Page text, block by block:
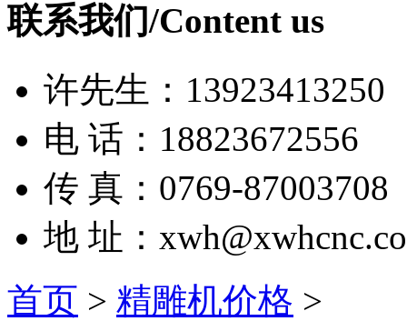
联系我们/Content us
许先生：13923413250
电 话：18823672556
传 真：0769-87003708
地 址：
首页 > 精雕机价格 >